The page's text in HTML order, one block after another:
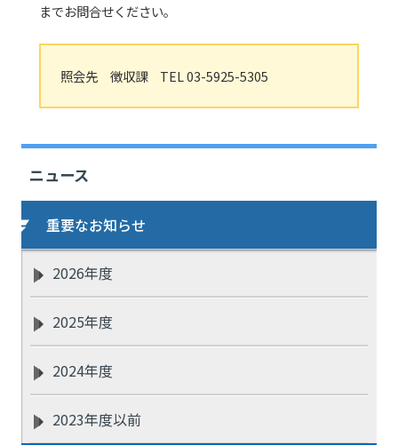
までお問合せください。
照会先 徴収課 TEL 03-5925-5305
ニュース
重要なお知らせ
2026年度
2025年度
2024年度
2023年度以前